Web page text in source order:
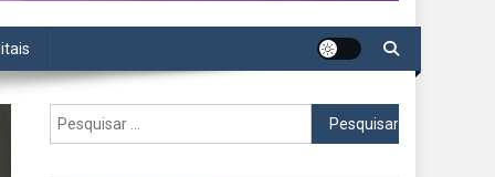
Pesquisar
por: